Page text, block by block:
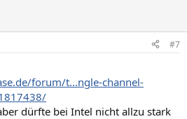
#7
forum/t...ngle-channel-
dürfte bei Intel nicht allzu stark